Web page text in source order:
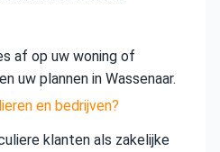
af op uw woning of
uw plannen in Wassenaar.
en bedrijven?
klanten als zakelijke